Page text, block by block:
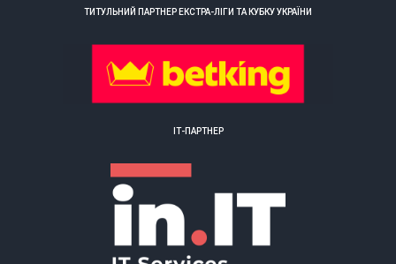
ТИТУЛЬНИЙ ПАРТНЕР ЕКСТРА-ЛІГИ ТА КУБКУ УКРАЇНИ
ІТ-ПАРТНЕР